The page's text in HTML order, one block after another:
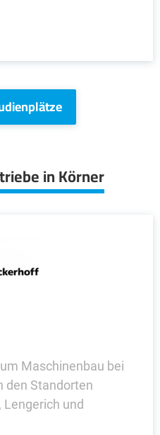
in Körner
Maschinenbau bei
den Standorten
und